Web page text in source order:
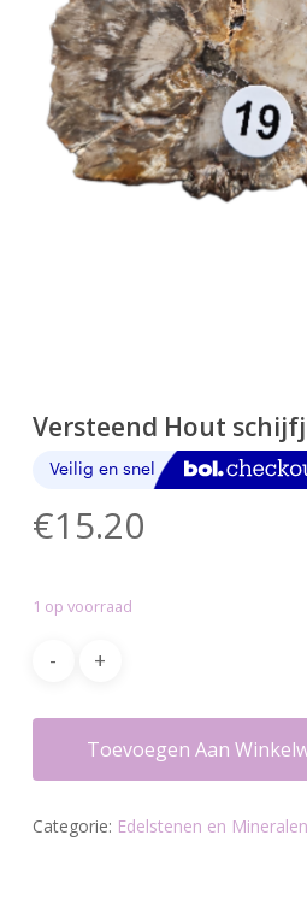
Versteend Hout
€15.20
1 op voorraad
Toevoegen Aan
Categorie: Edelstenen en Mineralen